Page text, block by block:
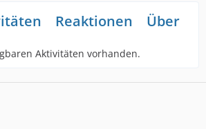
Reaktionen Über
Aktivitäten vorhanden.